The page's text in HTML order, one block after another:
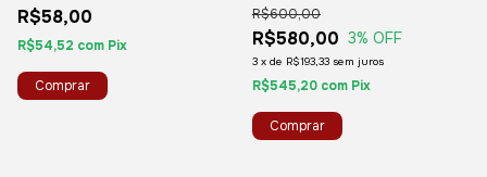
R$58,00
R$54,52 com Pix R$580,00
R$600,00
3% OFF
3 x de R$193,33 sem juros
R$545,20 com Pix